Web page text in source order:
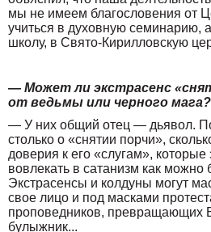
мы не имеем благословения от
учиться в духовную семинарию,
школу, в Свято-Кирилловскую
— Может ли экстрасенс
от ведьмы или черного мага?
— У них общий отец — дьявол.
столько о «снятии порчи»,
доверия к его «слугам»,
вовлекать в сатанизм как
Экстрасенсы и колдуны могут
свое лицо и под масками
проповедников, превращающих
булыжник...